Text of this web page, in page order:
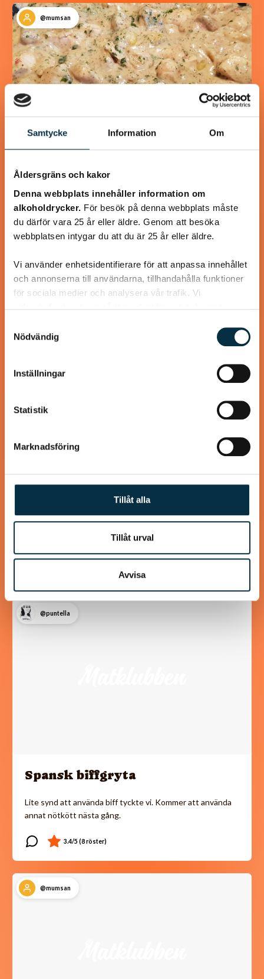
Samtycke Information Om
Åldersgräns och kakor
Denna webbplats innehåller information om
alkoholdrycker. För besök på denna webbplats måste
du därför vara 25 år eller äldre. Genom att besöka
webbplatsen intygar du att du är 25 år eller äldre.
Vi använder enhetsidentifierare för att anpassa innehållet
och annonserna till användarna, tillhandahålla funktioner
för sociala medier och analysera vår trafik. Vi
annons- och analysföretag som vi samarbetar med.
Dessa kan i sin tur kombinera informationen med annan
information som du har tillhandahållit eller som de har
samlat in när du har använt deras tjänster.
Nödvändig
Inställningar
Statistik
Marknadsföring
Tillåt alla
Tillåt urval
Avvisa
@mumsan
Paleo: Kycklinggryta med
mango och mandelsmör
Smarrigt! Jag bytte ut persiljan mot koriander och
serverade med råstekt sötpotatistärningar.
Paleo: krämig spenat sötpotatis
nudlar med cashewsås
Letade recept på sötpotatis och fann detta, kul! Har du
blir mer sås än vad som…
@puntella
Spansk biffgryta
Lite synd att använda biff tyckte vi. Kommer att använda
annat nötkött nästa gång.
@mumsan